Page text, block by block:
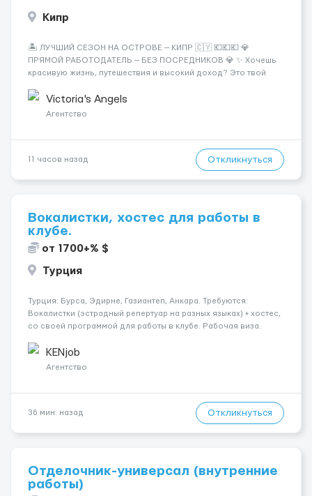
Кипр
🏝️ ЛУЧШИЙ СЕЗОН НА ОСТРОВЕ — КИПР 🇨🇾 💶💶💶 💎
ПРЯМОЙ РАБОТОДАТЕЛЬ — БЕЗ ПОСРЕДНИКОВ 💎 ✨ Хочешь
красивую жизнь, путешествия и высокий доход? Это твой
Опытная команда с годами практики — Стабильный поток
клиентов (без ...
Victoria's Angels
Агентство
11 часов назад Откликнуться
Вокалистки, хостес для работы в
клубе.
от 1700+% $
Турция
Турция: Бурса, Эдирне, Газиантеп, Анкара. Требуются:
Вокалистки (эстрадный репертуар на разных языках) + хостеc,
со своей программой для работы в клубе. Рабочая виза.
одного до трех месяцев. Мед. страховка. Высокая зарплат...
KENjob
Агентство
36 мин. назад Откликнуться
Отделочник-универсал (внутренние
работы)